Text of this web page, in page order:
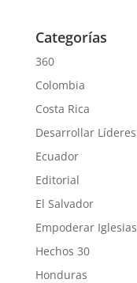
Categorías
360
Colombia
Costa Rica
Desarrollar Líderes
Ecuador
Editorial
El Salvador
Empoderar Iglesias
Hechos 30
Honduras